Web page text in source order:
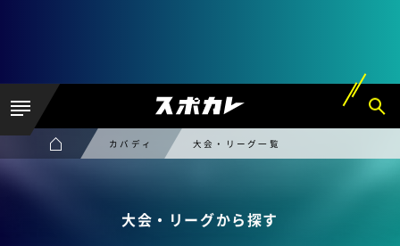
カバディ 大会・リーグ一覧
大会・リーグから探す